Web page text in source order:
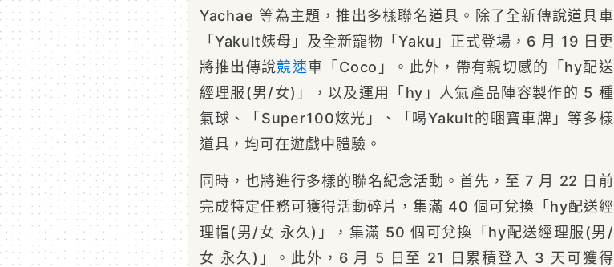
Yachae 等為主題，推出多樣聯名道具。除了全新傳說道具車
「Yakult姨母」及全新寵物「Yaku」正式登場，6 月 19 日更
將推出傳說競速車「Coco」。此外，帶有親切感的「hy配送
經理服(男/女)」，以及運用「hy」人氣產品陣容製作的 5 種
氣球、「Super100炫光」、「喝Yakult的睏寶車牌」等多樣
道具，均可在遊戲中體驗。
同時，也將進行多樣的聯名紀念活動。首先，至 7 月 22 日前
完成特定任務可獲得活動碎片，集滿 40 個可兌換「hy配送經
理帽(男/女 永久)」，集滿 50 個可兌換「hy配送經理服(男/
女 永久)」。此外，6 月 5 日至 21 日累積登入 3 天可獲得